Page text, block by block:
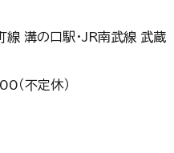
溝の口駅・JR南武線 武蔵
不定休）